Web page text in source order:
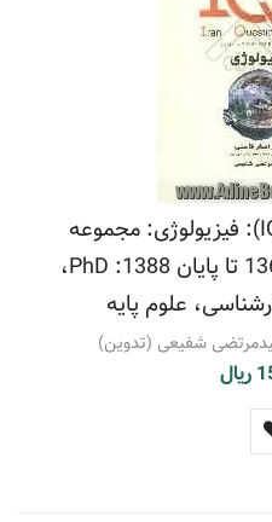
بانک سئوالات ایران (IQB): فیزیولوژی: مجموعه
سئولات کنکور از سال 1364 تا پایان 1388: PhD،
علوم پایه
شفیعی (تدوین)